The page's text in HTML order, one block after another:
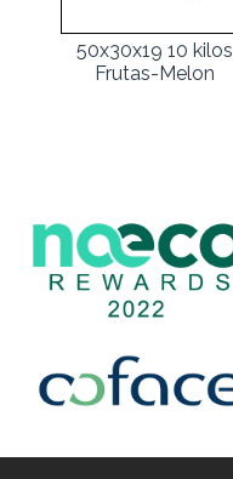
50x30x19 10 kilos
Frutas-Melon